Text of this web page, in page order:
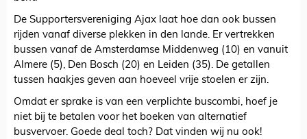
De Supportersvereniging Ajax laat hoe dan ook bussen
rijden vanaf diverse plekken in den lande. Er vertrekken
bussen vanaf de Amsterdamse Middenweg (10) en vanuit
Almere (5), Den Bosch (20) en Leiden (35). De getallen
tussen haakjes geven aan hoeveel vrije stoelen er zijn.
Omdat er sprake is van een verplichte buscombi, hoef je
niet bij te betalen voor het boeken van alternatief
busvervoer. Goede deal toch? Dat vinden wij nu ook!